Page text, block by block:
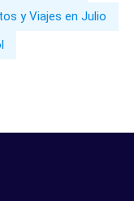
y Viajes en Julio